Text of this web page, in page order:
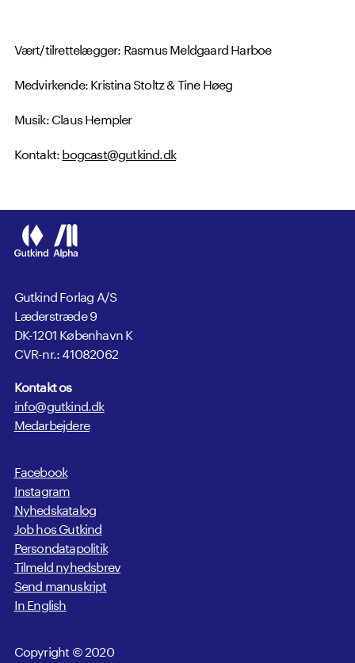
Vært/tilrettelægger: Rasmus Meldgaard Harboe
Medvirkende: Kristina Stoltz & Tine Høeg
Musik: Claus Hempler
Kontakt:bogcast@gutkind.dk
Gutkind Forlag A/S
Læderstræde 9
DK-1201 København K
CVR-nr.: 41082062
Kontakt os
info@gutkind.dk
Medarbejdere
Facebook
Instagram
Nyhedskatalog
Job hos Gutkind
Persondatapolitik
Tilmeld nyhedsbrev
Send manuskript
In English
Copyright © 2020